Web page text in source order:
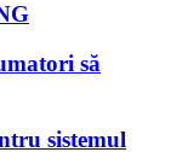
să
sistemul